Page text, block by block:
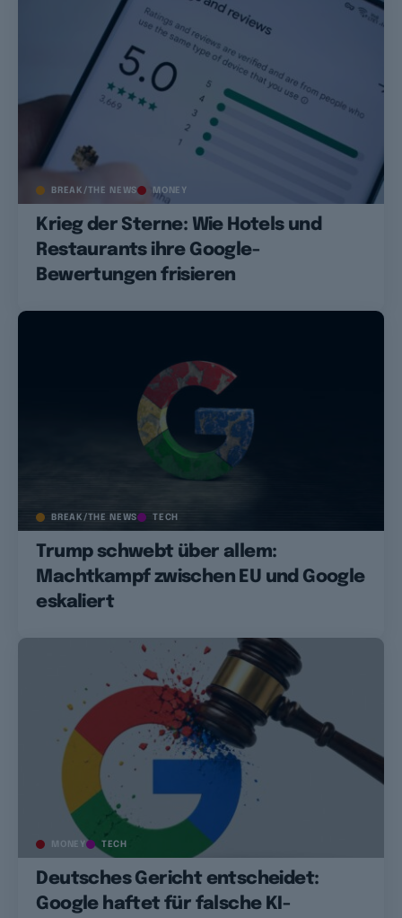
BREAK/THE NEWS MONEY
Krieg der Sterne: Wie Hotels und
Restaurants ihre Google-
Bewertungen frisieren
BREAK/THE NEWS TECH
Trump schwebt über allem:
Machtkampf zwischen EU und Google
eskaliert
MONEY TECH
Deutsches Gericht entscheidet:
Google haftet für falsche KI-